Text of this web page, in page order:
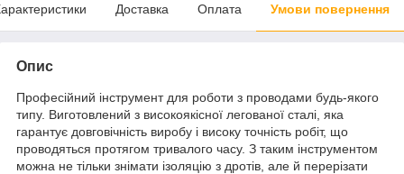
Доставка Оплата Умови повернення
Опис
Професійний інструмент для роботи з проводами будь-якого
типу. Виготовлений з високоякісної легованої сталі, яка
гарантує довговічність виробу і високу точність робіт, що
проводяться протягом тривалого часу. З таким інструментом
можна не тільки знімати ізоляцію з дротів, але й перерізати